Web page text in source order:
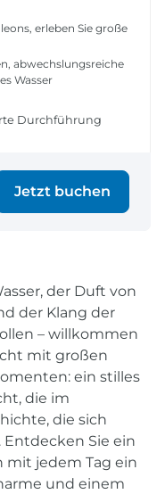
erleben Sie große
abwechslungsreiche
Wasser
Durchführung
Jetzt buchen
der Duft von
der Klang der
– willkommen
mit großen
ein stilles
die im
die sich
Sie ein
mit jedem Tag ein
und einem